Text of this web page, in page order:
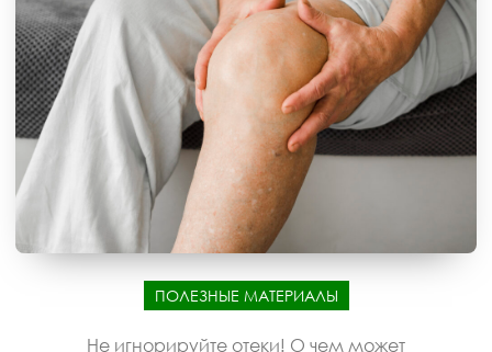
ПОЛЕЗНЫЕ МАТЕРИАЛЫ
Не игнорируйте отеки! О чем может